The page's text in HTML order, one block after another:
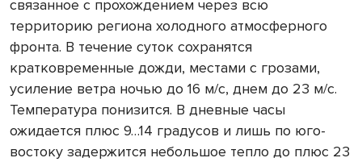
связанное с прохождением через всю
территорию региона холодного атмосферного
фронта. В течение суток сохранятся
кратковременные дожди, местами с грозами,
усиление ветра ночью до 16 м/с, днем до 23 м/с.
Температура понизится. В дневные часы
ожидается плюс 9…14 градусов и лишь по юго-
востоку задержится небольшое тепло до плюс 23